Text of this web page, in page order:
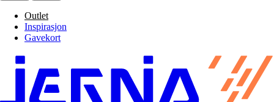
Outlet
Inspirasjon
Gavekort